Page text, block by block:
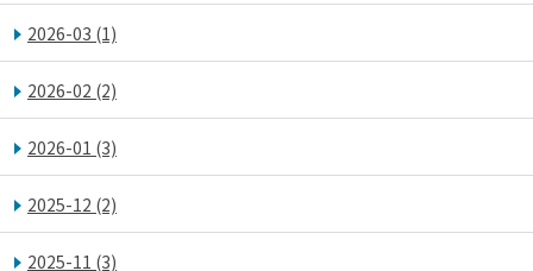
2026-03 (1)
2026-02 (2)
2026-01 (3)
2025-12 (2)
2025-11 (3)